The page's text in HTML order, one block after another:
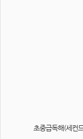
초중급독해(세컨